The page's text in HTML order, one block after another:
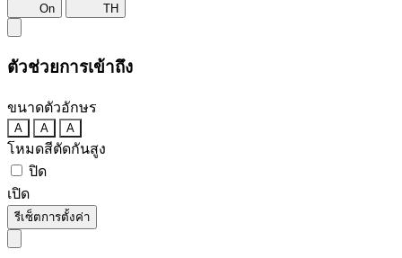
On TH
ตัวช่วยการเข้าถึง
ขนาดตัวอักษร
A A A
โหมดสีตัดกันสูง
ปิด
เปิด
รีเซ็ตการตั้งค่า